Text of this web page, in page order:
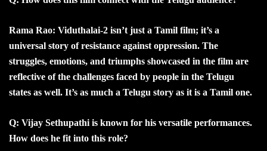
Rama Rao: Viduthalai-2 isn’t just a Tamil film; it’s a
universal story of resistance against oppression. The
struggles, emotions, and triumphs showcased in the film are
reflective of the challenges faced by people in the Telugu
states as well. It’s as much a Telugu story as it is a Tamil one.
Q: Vijay Sethupathi is known for his versatile performances.
How does he fit into this role?